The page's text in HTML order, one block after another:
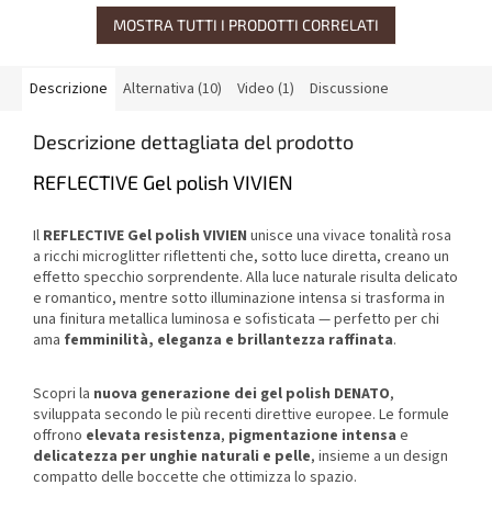
MOSTRA TUTTI I PRODOTTI CORRELATI
Descrizione Alternativa (10) Video (1) Discussione
Descrizione dettagliata del prodotto
REFLECTIVE Gel polish VIVIEN
Il REFLECTIVE Gel polish VIVIEN unisce una vivace tonalità rosa
a ricchi microglitter riflettenti che, sotto luce diretta, creano un
effetto specchio sorprendente. Alla luce naturale risulta delicato
e romantico, mentre sotto illuminazione intensa si trasforma in
una finitura metallica luminosa e sofisticata — perfetto per chi
ama femminilità, eleganza e brillantezza raffinata.
Scopri la nuova generazione dei gel polish DENATO,
sviluppata secondo le più recenti direttive europee. Le formule
offrono elevata resistenza, pigmentazione intensa e
delicatezza per unghie naturali e pelle, insieme a un design
compatto delle boccette che ottimizza lo spazio.